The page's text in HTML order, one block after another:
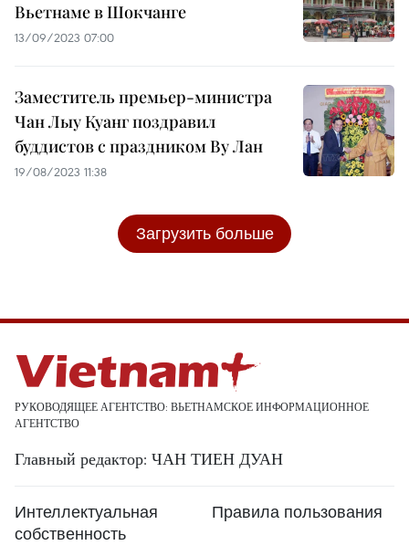
Вьетнаме в Шокчанге
13/09/2023 07:00
Заместитель премьер-министра
Чан Лыу Куанг поздравил
буддистов с праздником Ву Лан
19/08/2023 11:38
Загрузить больше
РУКОВОДЯЩЕЕ АГЕНТСТВО: ВЬЕТНАМСКОЕ ИНФОРМАЦИОННОЕ
АГЕНТСТВО
Главный редактор: ЧАН ТИЕН ДУАН
Интеллектуальная
собственность
Правила пользования